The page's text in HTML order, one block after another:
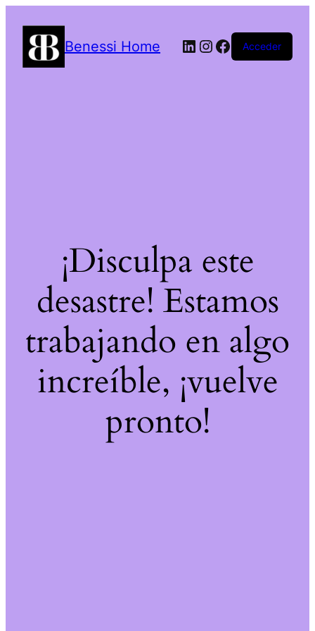
Benessi Home LinkedIn
Instagram
Facebook
Acceder
¡Disculpa este
desastre! Estamos
trabajando en algo
increíble, ¡vuelve
pronto!